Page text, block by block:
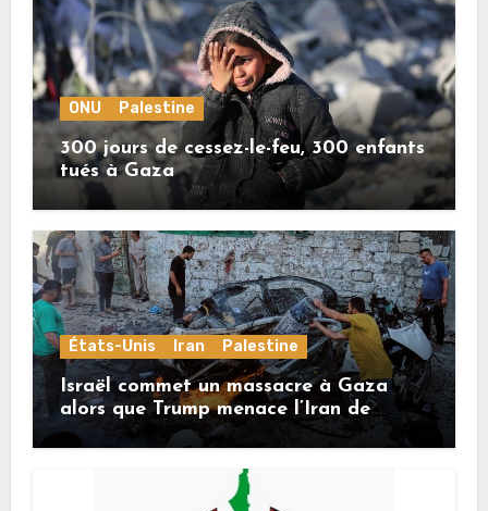
ONU Palestine
300 jours de cessez-le-feu, 300 enfants
tués à Gaza
États-Unis Iran Palestine
Israël commet un massacre à Gaza
alors que Trump menace l’Iran de
«décapitation»